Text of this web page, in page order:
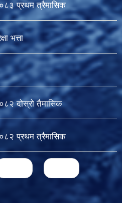
०८३ प्रथम त्रैमासिक
भत्ता
दोस्रो तैमासिक
०८२ प्रथम त्रैमासिक